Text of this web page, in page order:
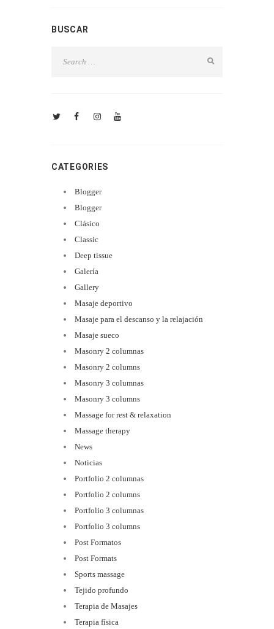
BUSCAR
CATEGORIES
Blogger
Blogger
Clásico
Classic
Deep tissue
Galería
Gallery
Masaje deportivo
Masaje para el descanso y la relajación
Masaje sueco
Masonry 2 columnas
Masonry 2 columns
Masonry 3 columnas
Masonry 3 columns
Massage for rest & relaxation
Massage therapy
News
Noticias
Portfolio 2 columnas
Portfolio 2 columns
Portfolio 3 columnas
Portfolio 3 columns
Post Formatos
Post Formats
Sports massage
Tejido profundo
Terapia de Masajes
Terapia física